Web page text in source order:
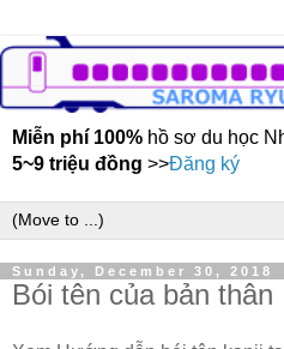
Miễn phí 100% hồ sơ du học
5~9 triệu đồng >>Đăng ký
Sunday, December 30, 2018
Bói tên của bản thân